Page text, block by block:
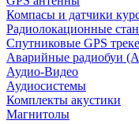
Компасы и датчики
Радиолокационные
Спутниковые GPS
Аварийные радиобуи
Аудио-Видео
Аудиосистемы
Комплекты акустики
Магнитолы